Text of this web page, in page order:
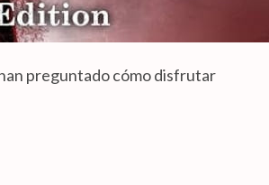
preguntado cómo disfrutar